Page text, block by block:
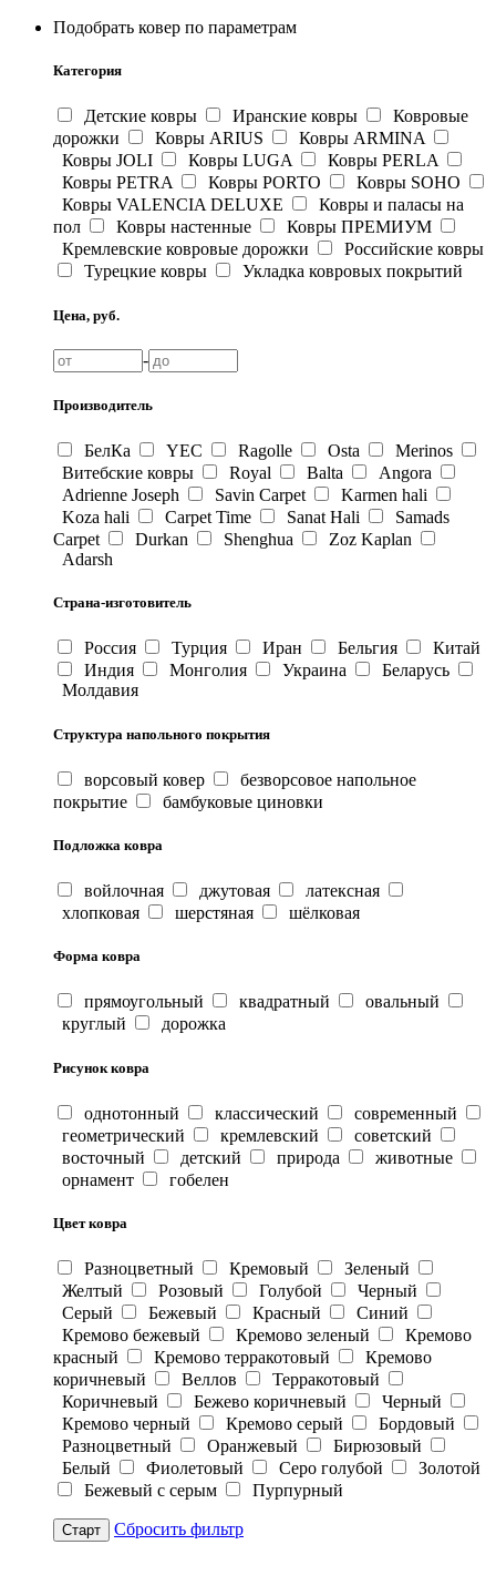
Подобрать ковер по параметрам
Категория
Детские ковры Иранские ковры
Ковровые
дорожки
Ковры ARIUS
Ковры ARMINA
Ковры JOLI
Ковры LUGA
Ковры PERLA
Ковры PETRA
Ковры PORTO
Ковры SOHO
Ковры VALENCIA DELUXE
Ковры и паласы на
пол
Ковры настенные
Ковры ПРЕМИУМ
Кремлевские ковровые дорожки
Российские ковры
Турецкие ковры
Укладка ковровых покрытий
Цена, руб.
-
Производитель
БелКа YEC Ragolle Osta
Merinos
Витебские ковры
Royal Balta
Angora
Adrienne Joseph
Savin Carpet
Karmen hali
Koza hali
Carpet Time Sanat Hali
Samads
Carpet
Durkan Shenghua
Zoz Kaplan
Adarsh
Страна-изготовитель
Россия Турция Иран Бельгия
Китай
Индия
Монголия Украина
Беларусь
Молдавия
Структура напольного покрытия
ворсовый ковер
безворсовое напольное
покрытие
бамбуковые циновки
Подложка ковра
войлочная джутовая
латексная
хлопковая
шерстяная шёлковая
Форма ковра
прямоугольный квадратный
овальный
круглый
дорожка
Рисунок ковра
однотонный классический
современный
геометрический
кремлевский
советский
восточный
детский природа
животные
орнамент
гобелен
Цвет ковра
Разноцветный Кремовый
Зеленый
Желтый
Розовый Голубой
Черный
Серый
Бежевый Красный
Синий
Кремово бежевый
Кремово зеленый
Кремово
красный
Кремово терракотовый
Кремово
коричневый
Веллов
Терракотовый
Коричневый
Бежево коричневый
Черный
Кремово черный
Кремово серый
Бордовый
Разноцветный
Оранжевый
Бирюзовый
Белый
Фиолетовый Серо голубой
Золотой
Бежевый с серым
Пурпурный
Старт Сбросить фильтр